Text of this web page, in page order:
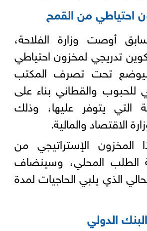
احتياطي من القمح
أوصت وزارة الفلاحة،
تدريجي لمخزون احتياطي
تحت تصرف المكتب
للحبوب والقطاني بناء على
التي يتوفر عليها، وذلك
الاقتصاد والمالية.
الإستراتيجي من
الطلب المحلي، وسينضاف
الذي يلبي الحاجيات لمدة
الدولي